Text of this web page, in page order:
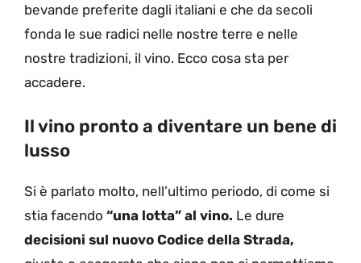
bevande preferite dagli italiani e che da secoli
fonda le sue radici nelle nostre terre e nelle
nostre tradizioni, il vino. Ecco cosa sta per
accadere.
Il vino pronto a diventare un bene di
lusso
Si è parlato molto, nell’ultimo periodo, di come si
stia facendo “una lotta” al vino. Le dure
decisioni sul nuovo Codice della Strada,